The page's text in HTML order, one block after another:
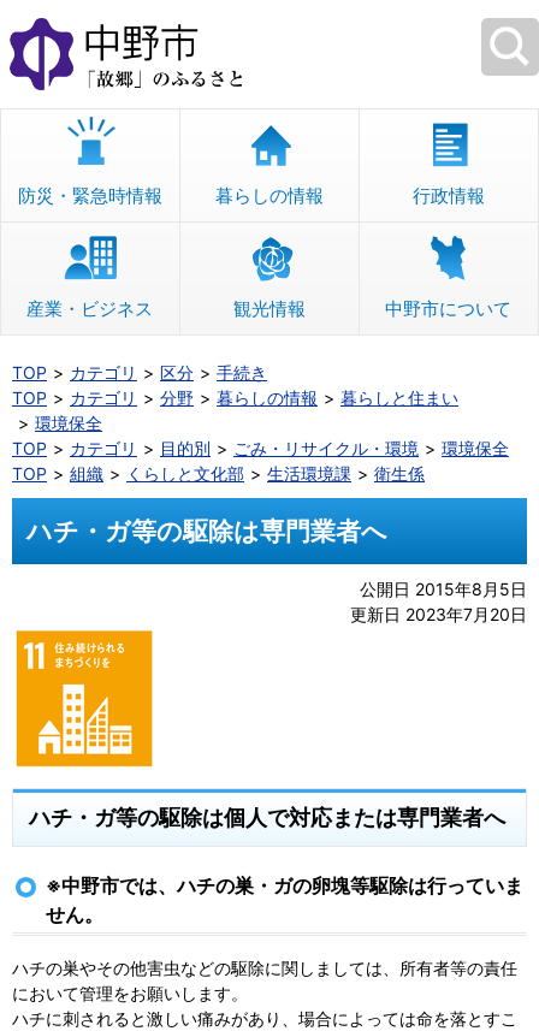
本
文
へ
移
防災・緊急時情報 暮らしの情報 行政情報
産業・ビジネス 観光情報 中野市について
TOP カテゴリ 区分
手続き
TOP
カテゴリ 分野 暮らしの情報
暮らしと住まい
環境保全
TOP
カテゴリ 目的別 ごみ・リサイクル・環境
環境保全
TOP
組織 くらしと文化部 生活環境課 衛生係
ハチ・ガ等の駆除は専門業者へ
公開日 2015年8月5日
更新日 2023年7月20日
ハチ・ガ等の駆除は個人で対応または専門業者へ
※中野市では、ハチの巣・ガの卵塊等駆除は行っていま
せん。
ハチの巣やその他害虫などの駆除に関しましては、所有者等の責任
において管理をお願いします。
ハチに刺されると激しい痛みがあり、場合によっては命を落とすこ